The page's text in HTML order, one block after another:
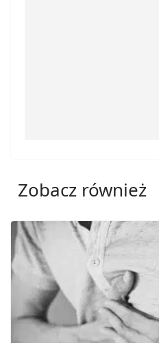
Zobacz również